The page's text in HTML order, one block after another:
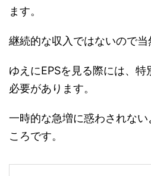
ます。
継続的な収入ではないので当
ゆえにEPSを見る際には、特
必要があります。
一時的な急増に惑わされな
ころです。